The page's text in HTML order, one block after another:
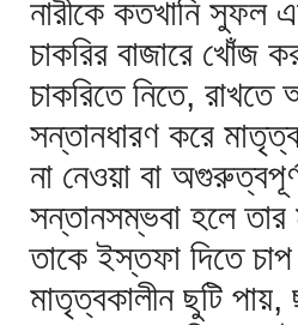
নারীকে কতখানি সুফল
চাকরির বাজারে খোঁজ
চাকরিতে নিতে, রাখতে
সন্তানধারণ করে
না নেওয়া বা
সন্তানসম্ভবা হলে তার
তাকে ইস্তফা দিতে
মাতৃত্বকালীন ছুটি পায়,